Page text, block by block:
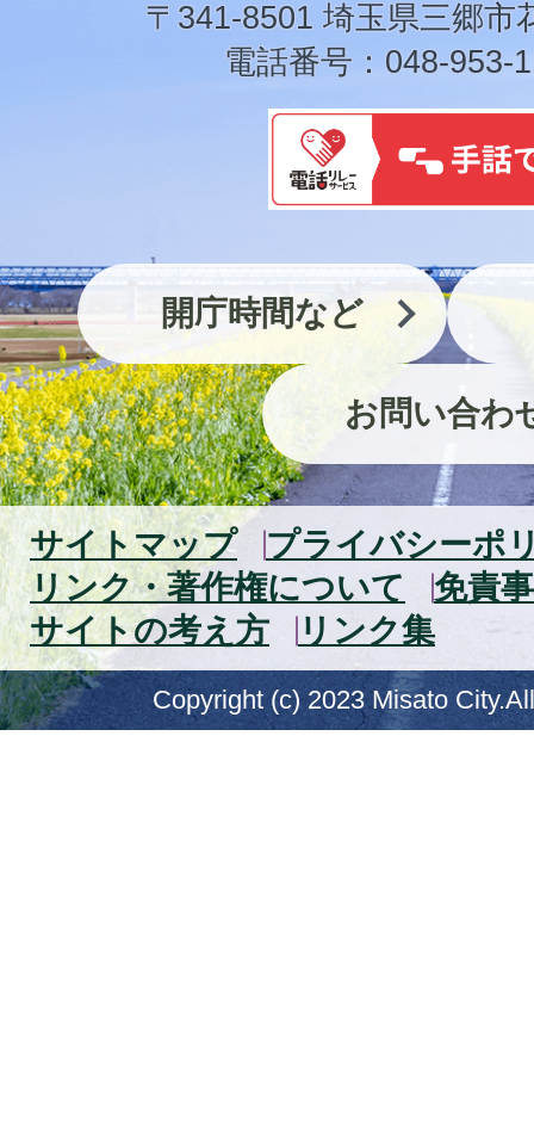
〒341-8501 埼玉県三郷市
電話番号：048-953-
開庁時間など
お問い合わ
サイトマップ
プライバシーポ
リンク・著作権について
免責
サイトの考え方
リンク集
Copyright (c) 2023 Misato